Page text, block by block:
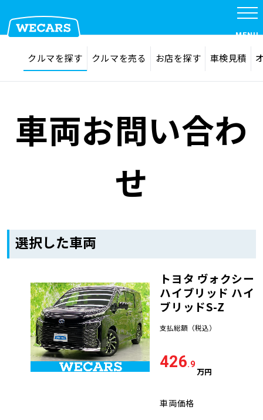
在庫検索 サイト内検索
MENU
クルマを探す
クルマを売る
車検見積
車検料金・メニュー
品質管理とサポート体制
オイル交換・点検・整備予約
お役立ち情報
お問い合わせ
採用情報
クルマを探す クルマを売る お店を探す 車検見積
車両お問い合わ
せ
選択した車両
トヨタ ヴォクシー
ハイブリッド ハイ
ブリッドS-Z
支払総額 （税込）
426.9
万円
車両価格